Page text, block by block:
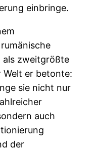
einbringe.
als zweitgrößte
er betonte:
sie nicht nur
auch
der